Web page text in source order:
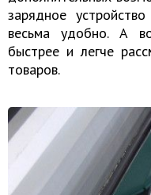
зарядное
весьма удобно. А
быстрее и легче
товаров.